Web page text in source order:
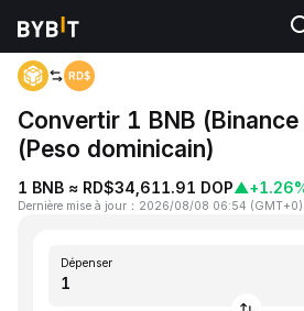
Accueil
Convertir 1 BNB (Binance
(Peso dominicain)
1 BNB ≈ RD$34,611.91 DOP▲
Dernière mise à jour ： 2026/08/08 06:54 (GMT+0)
Dépenser